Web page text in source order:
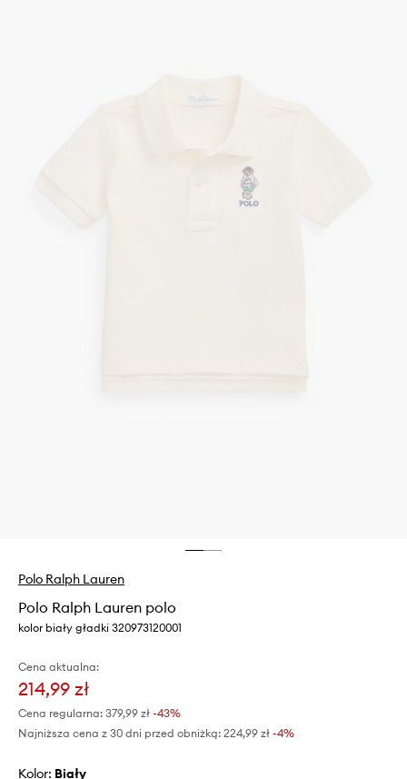
Polo Ralph Lauren
Polo Ralph Lauren polo
kolor biały gładki 320973120001
Cena aktualna:
214,99 zł
Cena regularna: 379,99 zł -43%
Najniższa cena z 30 dni przed obniżką: 224,99 zł -4%
Kolor: biały